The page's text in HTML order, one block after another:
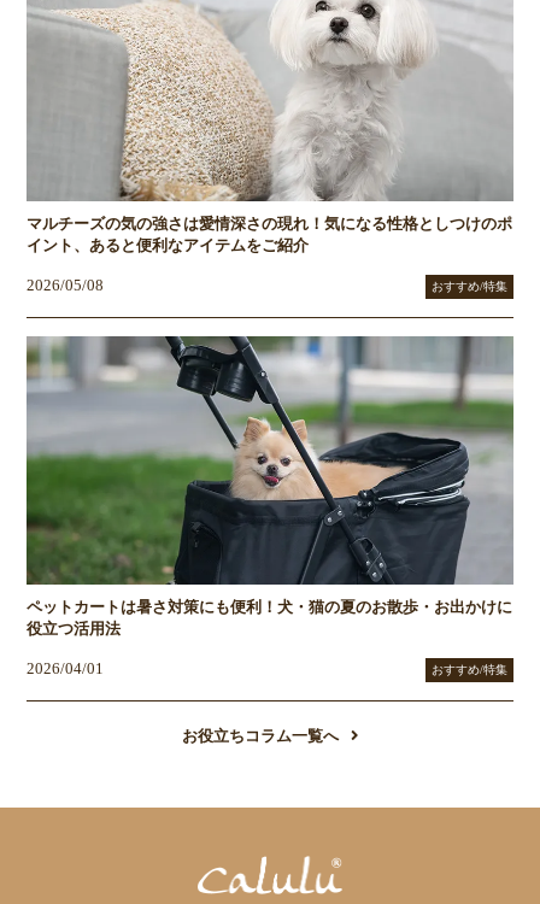
マルチーズの気の強さは愛情深さの現れ！気になる性格としつけのポ
イント、あると便利なアイテムをご紹介
2026/05/08 おすすめ/特集
ペットカートは暑さ対策にも便利！犬・猫の夏のお散歩・お出かけに
役立つ活用法
2026/04/01 おすすめ/特集
お役立ちコラム一覧へ